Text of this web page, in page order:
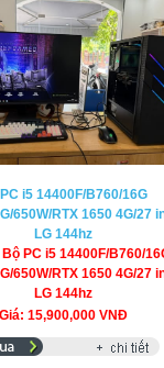
i5 14400F/B760/16G
650W/RTX 1650 4G/27
LG 144hz
Bộ PC i5 14400F/B760/
650W/RTX 1650 4G/27
LG 144hz
Giá: 15,900,000 VNĐ